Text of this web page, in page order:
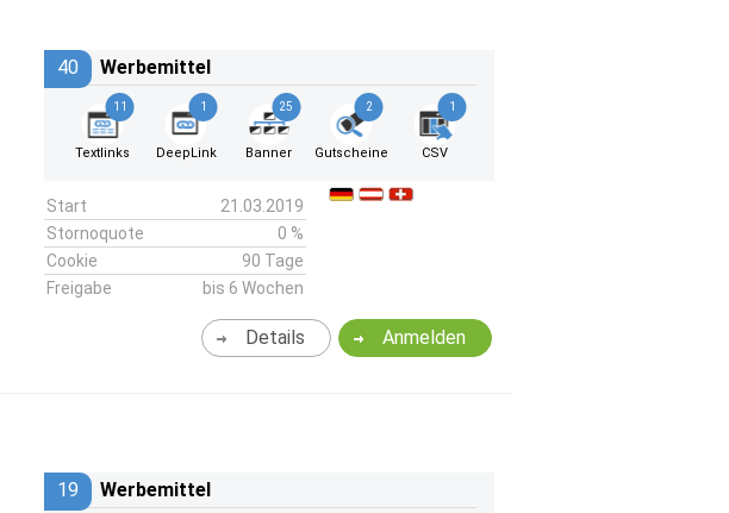
40 Werbemittel
11
Textlinks
1
DeepLink
25
Banner
2
Gutscheine
1
CSV
Start
21.03.2019
Stornoquote
0 %
Cookie
90 Tage
Freigabe
bis 6 Wochen
Anmelden
Details
19 Werbemittel